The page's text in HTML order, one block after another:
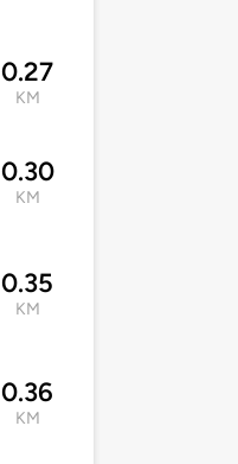
0.27
KM
0.30
KM
0.35
KM
0.36
KM